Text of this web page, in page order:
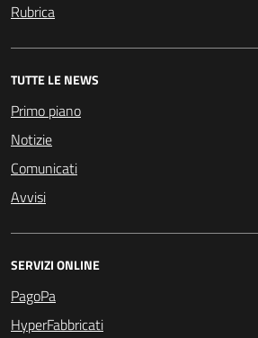
Rubrica
TUTTE LE NEWS
Primo piano
Notizie
Comunicati
Avvisi
SERVIZI ONLINE
PagoPa
HyperFabbricati